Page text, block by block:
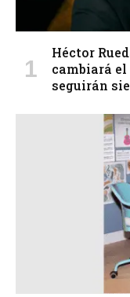
Héctor
cambiará
seguirán